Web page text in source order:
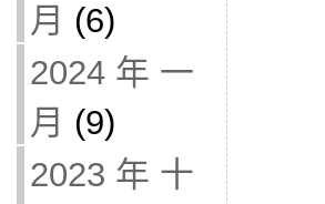
月 (6)
2024 年 一
月 (9)
2023 年 十